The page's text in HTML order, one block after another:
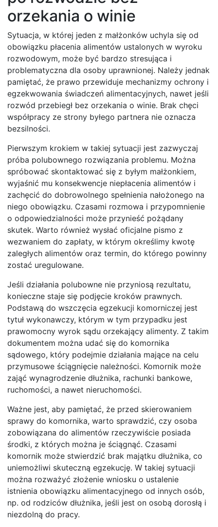
orzekania o winie
Sytuacja, w której jeden z małżonków uchyla się od
obowiązku płacenia alimentów ustalonych w wyroku
rozwodowym, może być bardzo stresująca i
problematyczna dla osoby uprawnionej. Należy jednak
pamiętać, że prawo przewiduje mechanizmy ochrony i
egzekwowania świadczeń alimentacyjnych, nawet jeśli
rozwód przebiegł bez orzekania o winie. Brak chęci
współpracy ze strony byłego partnera nie oznacza
bezsilności.
Pierwszym krokiem w takiej sytuacji jest zazwyczaj
próba polubownego rozwiązania problemu. Można
spróbować skontaktować się z byłym małżonkiem,
wyjaśnić mu konsekwencje niepłacenia alimentów i
zachęcić do dobrowolnego spełnienia nałożonego na
niego obowiązku. Czasami rozmowa i przypomnienie
o odpowiedzialności może przynieść pożądany
skutek. Warto również wysłać oficjalne pismo z
wezwaniem do zapłaty, w którym określimy kwotę
zaległych alimentów oraz termin, do którego powinny
zostać uregulowane.
Jeśli działania polubowne nie przyniosą rezultatu,
konieczne staje się podjęcie kroków prawnych.
Podstawą do wszczęcia egzekucji komorniczej jest
tytuł wykonawczy, którym w tym przypadku jest
prawomocny wyrok sądu orzekający alimenty. Z takim
dokumentem można udać się do komornika
sądowego, który podejmie działania mające na celu
przymusowe ściągnięcie należności. Komornik może
zająć wynagrodzenie dłużnika, rachunki bankowe,
ruchomości, a nawet nieruchomości.
Ważne jest, aby pamiętać, że przed skierowaniem
sprawy do komornika, warto sprawdzić, czy osoba
zobowiązana do alimentów rzeczywiście posiada
środki, z których można je ściągnąć. Czasami
komornik może stwierdzić brak majątku dłużnika, co
uniemożliwi skuteczną egzekucję. W takiej sytuacji
można rozważyć złożenie wniosku o ustalenie
istnienia obowiązku alimentacyjnego od innych osób,
np. od rodziców dłużnika, jeśli jest on osobą dorosłą i
niezdolną do pracy.